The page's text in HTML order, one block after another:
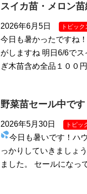
スイカ苗・メロン
2026年6月5日 トピック
今日も暑かったですね
がしますね 明日6/6で
ぎ木苗含め全品１０
野菜苗セール中です
2026年5月30日 トピッ
今日も暑いです！ハ
っかりしていきましょ
ました。 セールにな